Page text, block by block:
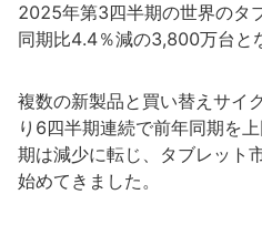
2025年第3四半期の世界のタ
同期比4.4％減の3,800万台と
複数の新製品と買い替えサイ
り6四半期連続で前年同期を
期は減少に転じ、タブレット
始めてきました。